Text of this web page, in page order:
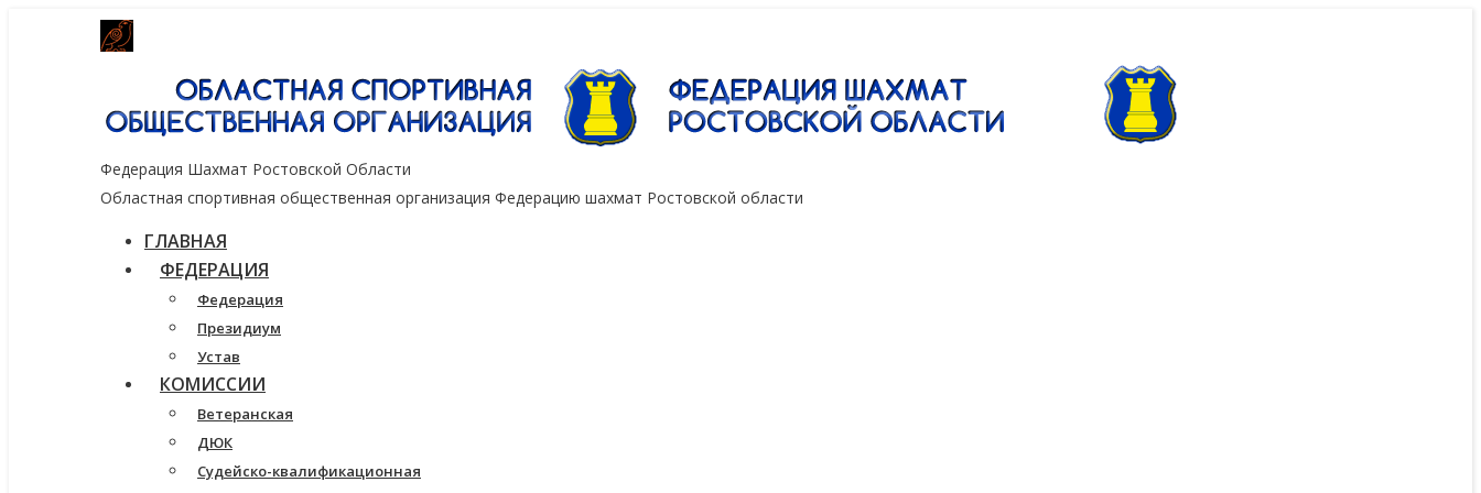
Федерация Шахмат Ростовской Области
Областная спортивная общественная организация Федерацию шахмат Ростовской области
ГЛАВНАЯ
ФЕДЕРАЦИЯ
Федерация
Президиум
Устав
КОМИССИИ
Ветеранская
ДЮК
Судейско-квалификационная